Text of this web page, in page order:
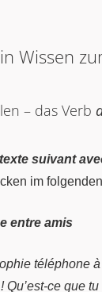
Wissen
– das Verb
suivant
im
entre amis
téléphone
Qu’est-ce que